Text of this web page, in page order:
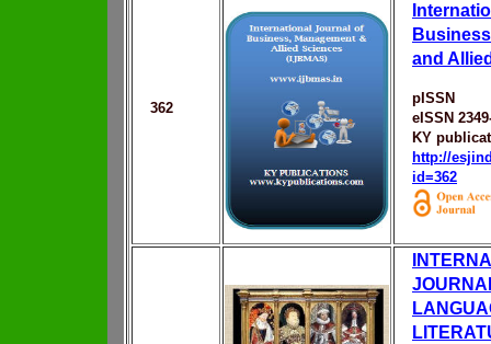
362
and
pISSN
eISSN
KY
http://
id=362